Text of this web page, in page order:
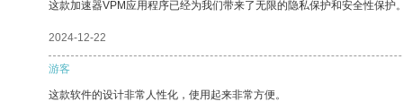
这款加速器VPM应用程序已经为我们带来了无限的隐私保护和安全性保护。
2024-12-22
游客
这款软件的设计非常人性化，使用起来非常方便。